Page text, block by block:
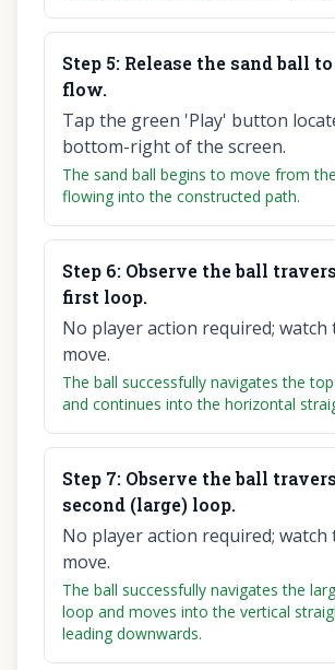
Step 5: Release the sand ball
flow.
Tap the green 'Play' button
bottom-right of the screen.
The sand ball begins to move from
flowing into the constructed path.
Step 6: Observe the ball
first loop.
No player action required; watch
move.
The ball successfully navigates the
and continues into the horizontal
Step 7: Observe the ball
second (large) loop.
No player action required; watch
move.
The ball successfully navigates the
loop and moves into the vertical
leading downwards.